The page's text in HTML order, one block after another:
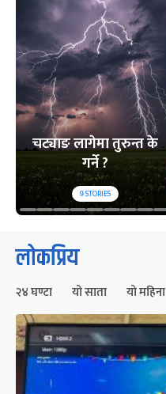
चट्याङ लागेमा तुरुन्त के
गर्ने ?
9STORIES
लोकप्रिय
२४ घण्टा यो साता यो महिना